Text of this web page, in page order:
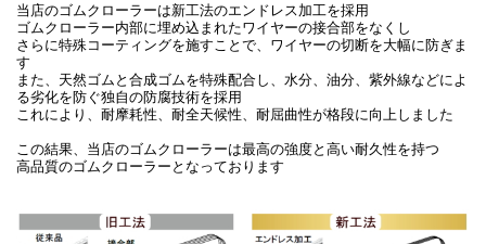
当店のゴムクローラーは新工法のエンドレス加工を採用
ゴムクローラー内部に埋め込まれたワイヤーの接合部をなくし
さらに特殊コーティングを施すことで、ワイヤーの切断を大幅に防ぎま
す
また、天然ゴムと合成ゴムを特殊配合し、水分、油分、紫外線などによ
る劣化を防ぐ独自の防腐技術を採用
これにより、耐摩耗性、耐全天候性、耐屈曲性が格段に向上しました
この結果、当店のゴムクローラーは最高の強度と高い耐久性を持つ
高品質のゴムクローラーとなっております